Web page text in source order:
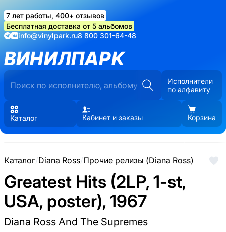
7 лет работы, 400+ отзывов
Бесплатная доставка от 5 альбомов
info@vinylpark.ru8 800 301-64-48
ВИНИЛПАРК
Исполнители
по алфавиту
Каталог Кабинет и заказы Корзина
Каталог/Diana Ross/Прочие релизы (Diana Ross)
Greatest Hits (2LP, 1-st,
USA, poster), 1967
Diana Ross And The Supremes